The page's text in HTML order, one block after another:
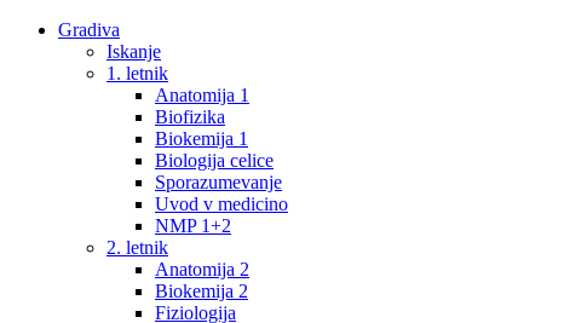
Gradiva
Iskanje
1. letnik
Anatomija 1
Biofizika
Biokemija 1
Biologija celice
Sporazumevanje
Uvod v medicino
NMP 1+2
2. letnik
Anatomija 2
Biokemija 2
Fiziologija